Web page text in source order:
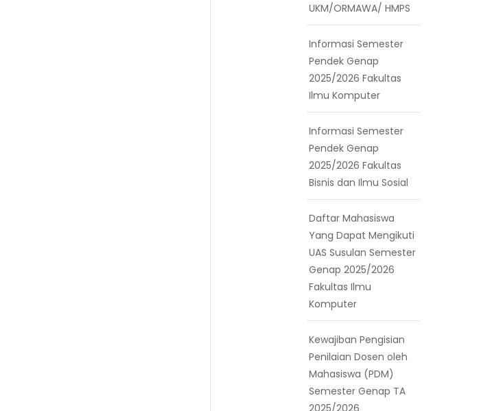
UKM/ORMAWA/ HMPS
Informasi Semester
Pendek Genap
2025/2026 Fakultas
Ilmu Komputer
Informasi Semester
Pendek Genap
2025/2026 Fakultas
Bisnis dan Ilmu Sosial
Daftar Mahasiswa
Yang Dapat Mengikuti
UAS Susulan Semester
Genap 2025/2026
Fakultas Ilmu
Komputer
Kewajiban Pengisian
Penilaian Dosen oleh
Mahasiswa (PDM)
Semester Genap TA
2025/2026